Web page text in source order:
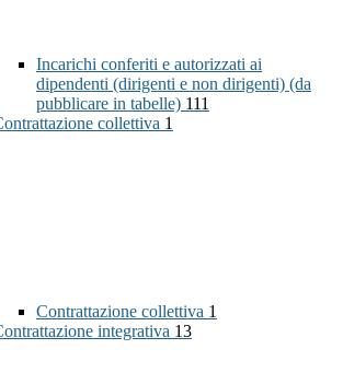
Incarichi conferiti e autorizzati ai
dipendenti (dirigenti e non dirigenti) (da
pubblicare in tabelle) 111
collettiva 1
Contrattazione collettiva 1
integrativa 13